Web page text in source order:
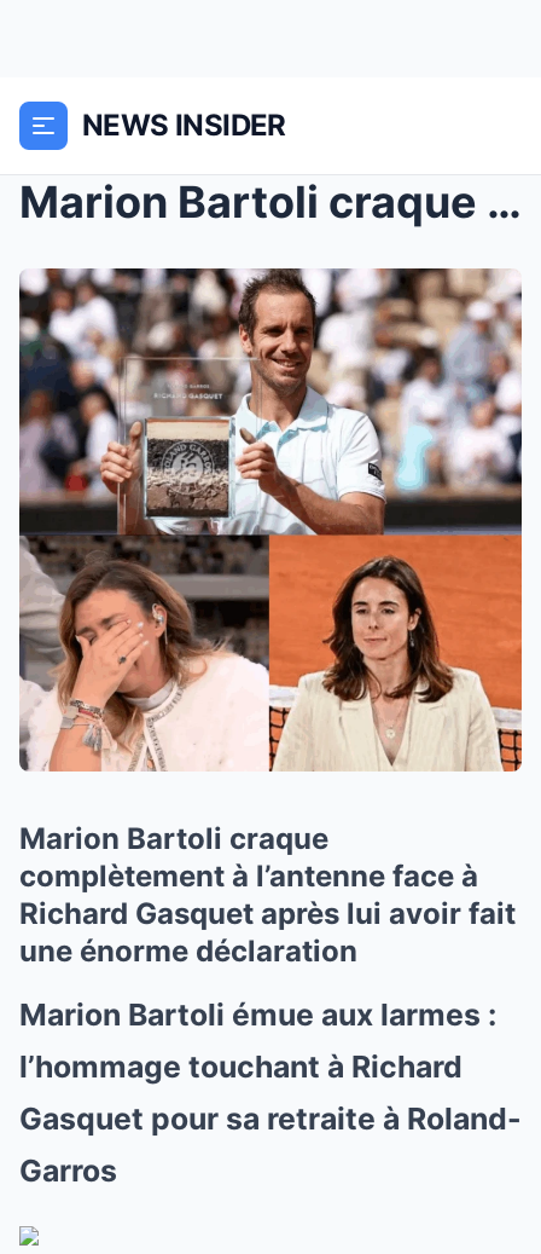
NEWS INSIDER
Marion Bartoli craque complètement à l’antenne fac...
Marion Bartoli craque
complètement à l’antenne face à
Richard Gasquet après lui avoir fait
une énorme déclaration
Marion Bartoli émue aux larmes :
l’hommage touchant à Richard
Gasquet pour sa retraite à Roland-
Garros